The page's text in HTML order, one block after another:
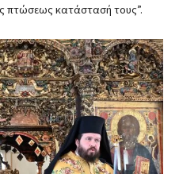
πτώσεως κατάστασή τους”.